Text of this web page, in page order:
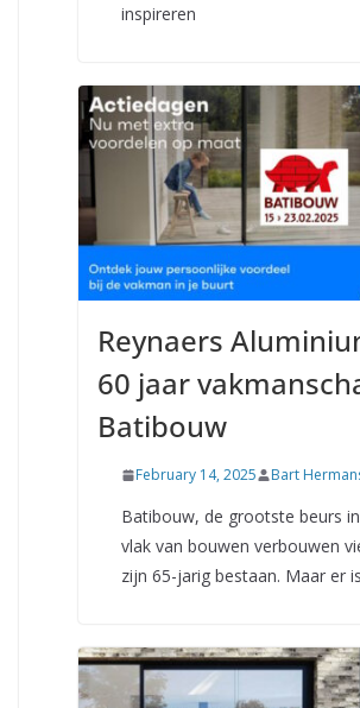
inspireren
Reynaers
60 jaar
Batibouw
February 14, 2025 Bart
Batibouw, de grootste beurs
vlak van bouwen verbouwen
zijn 65-jarig bestaan. Maar er is